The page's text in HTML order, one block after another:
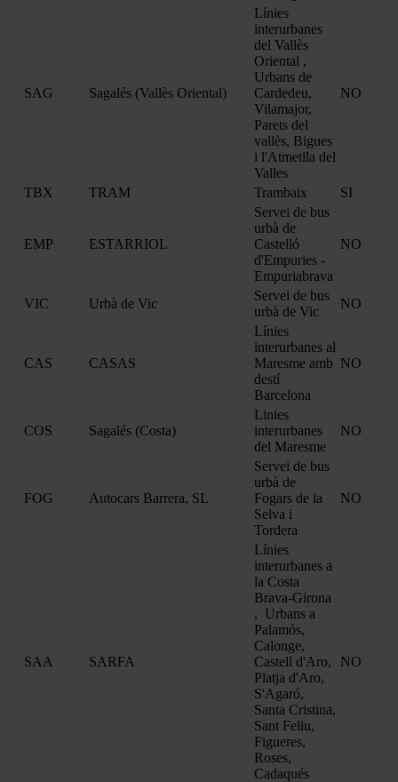
SAG Sagalés (Vallès Oriental)
Línies
interurbanes
del Vallès
Oriental ,
Urbans de
Cardedeu,
Vilamajor,
Parets del
vallès, Bigues
i l'Atmetlla del
Valles
NO
TBX TRAM Trambaix SI
EMP ESTARRIOL
Servei de bus
urbà de
Castelló
d'Empuries -
Empuriabrava
NO
VIC Urbà de Vic
Servei de bus
urbà de Vic
NO
CAS CASAS
Línies
interurbanes al
Maresme amb
destí
Barcelona
NO
COS Sagalés (Costa)
Linies
interurbanes
del Maresme
NO
FOG Autocars Barrera, SL
Servei de bus
urbà de
Fogars de la
Selva i
Tordera
NO
SAA SARFA
Línies
interurbanes a
la Costa
Brava-Girona
, Urbans a
Palamós,
Calonge,
Castell d'Aro,
Platja d'Aro,
S'Agaró,
Santa Cristina,
Sant Feliu,
Figueres,
Roses,
Cadaqués
NO